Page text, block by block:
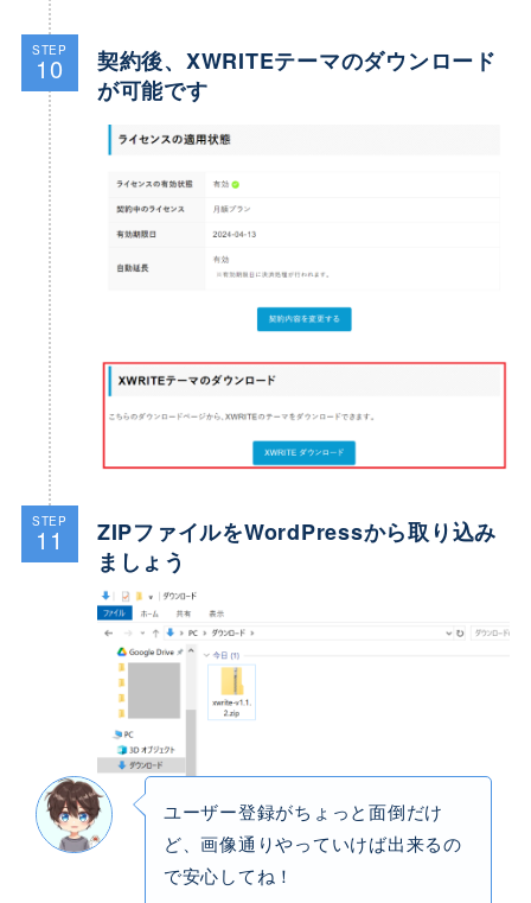
STEP
10
契約後、XWRITEテーマのダウンロード
が可能です
STEP
11
ZIPファイルをWordPressから取り込み
ましょう
ユーザー登録がちょっと面倒だけ
ど、画像通りやっていけば出来るの
で安心してね！